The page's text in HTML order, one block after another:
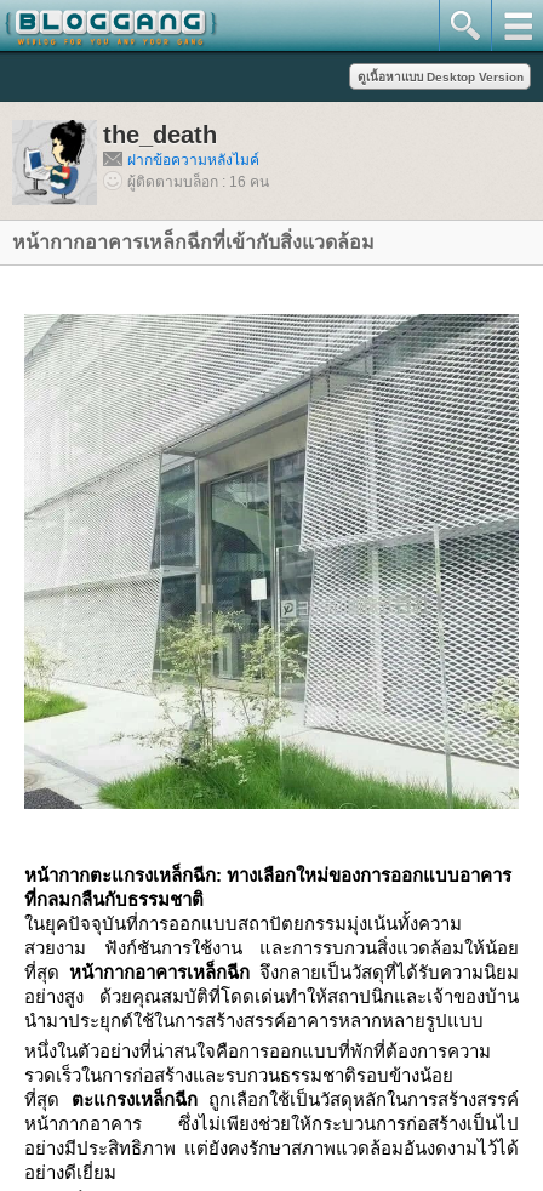
the_death
ฝากข้อความหลังไมค์
ผู้ติดตามบล็อก : 16 คน
หน้ากากอาคารเหล็กฉีกที่เข้ากับสิ่งแวดล้อม
หน้ากากตะแกรงเหล็กฉีก: ทางเลือกใหม่ของการออกแบบอาคาร
ที่กลมกลืนกับธรรมชาติ
นยุคปัจจุบันที่การออกแบบสถาปัตยกรรมมุ่งเน้นทั้งความ
สวยงาม ฟังก์ชันการใช้งาน และการรบกวนสิ่งแวดล้อมให้น้อ
ที่สุด หน้ากากอาคารเหล็กฉีก จึงกลายเป็นวัสดุที่ได้รับความนิยม
อย่างสูง ด้วยคุณสมบัติที่โดดเด่นทำให้สถาปนิกและเจ้าของบ้าน
นำมาประยุกต์ใช้ในการสร้างสรรค์อาคารหลากหลายรูปแบบ
หนึ่งในตัวอย่างที่น่าสนใจคือการออกแบบที่พักที่ต้องการความ
รวดเร็วในการก่อสร้างและรบกวนธรรมชาติรอบข้างน้อ
ที่สุด ตะแกรงเหล็กฉีกถูกเลือกใช้เป็นวัสดุหลักในการสร้างสรรค์
หน้ากากอาคาร ซึ่งไม่เพียงช่วยให้กระบวนการก่อสร้างเป็นไป
อย่างมีประสิทธิภาพ แต่ยังคงรักษาสภาพแวดล้อมอันงดงามไว้ได้
อย่างดีเยี่ยม